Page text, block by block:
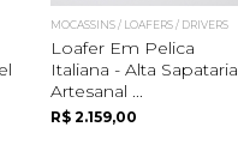
MOCASSINS / LOAFERS / DRIVERS
Loafer Em Pelica
Italiana - Alta Sapataria
Artesanal ...
R$ 2.159,00